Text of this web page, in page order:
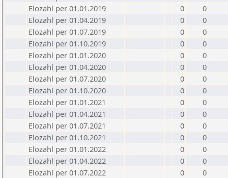
Elozahl per 01.01.2019
0
0
Elozahl per 01.04.2019
0
0
Elozahl per 01.07.2019
0
0
Elozahl per 01.10.2019
0
0
Elozahl per 01.01.2020
0
0
Elozahl per 01.04.2020
0
0
Elozahl per 01.07.2020
0
0
Elozahl per 01.10.2020
0
0
Elozahl per 01.01.2021
0
0
Elozahl per 01.04.2021
0
0
Elozahl per 01.07.2021
0
0
Elozahl per 01.10.2021
0
0
Elozahl per 01.01.2022
0
0
Elozahl per 01.04.2022
0
0
Elozahl per 01.07.2022
0
0